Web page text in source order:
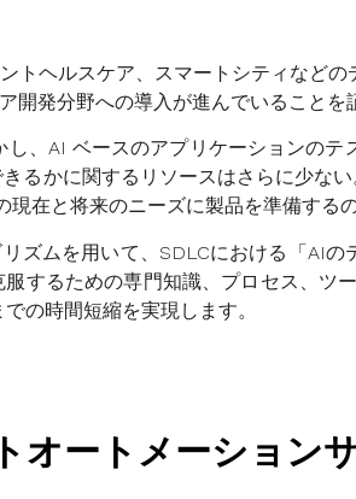
ト ヘルスケア、スマートシティなど
開発分野への導入が進んでいることを
し、AI ベースのアプリケーションのテ
るかに関するリソースはさらに少な
在と将来のニーズに製品を準備するの
ズムを用いて、SDLCにおける「AI
するための専門知識、プロセス、ツ
の時間短縮を実現します。
オートメーション